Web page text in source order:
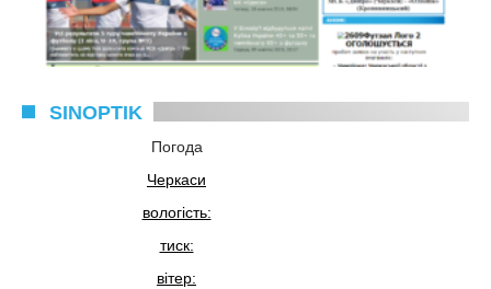
SINOPTIK
Погода
Черкаси
вологість:
тиск:
вітер: